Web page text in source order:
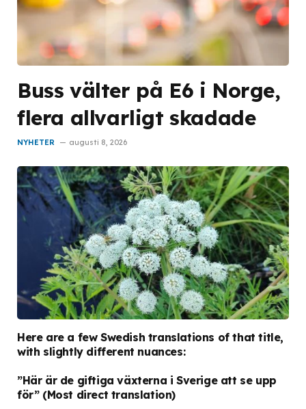
Buss välter på E6 i Norge,
flera allvarligt skadade
NYHETER augusti 8, 2026
Here are a few Swedish translations of that title,
with slightly different nuances:
”Här är de giftiga växterna i Sverige att se upp
för”(Most direct translation)